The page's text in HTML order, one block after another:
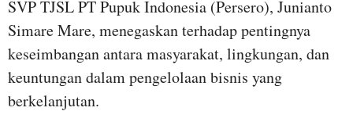
SVP TJSL PT Pupuk Indonesia (Persero), Junianto
Simare Mare, menegaskan terhadap pentingnya
keseimbangan antara masyarakat, lingkungan, dan
keuntungan dalam pengelolaan bisnis yang
berkelanjutan.